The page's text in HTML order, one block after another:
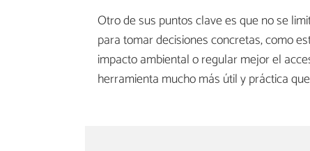
Otro de sus puntos clave es que no se
para tomar decisiones concretas, como
impacto ambiental o regular mejor el
herramienta mucho más útil y práctica